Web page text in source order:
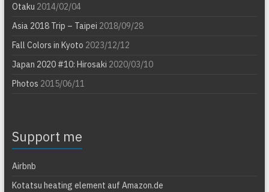
Otaku 2014/02/04
Asia 2018 Trip – Taipei 2018/09/28
Fall Colors in Kyoto 2023/12/12
Japan 2020 #10: Hirosaki 2020/03/10
Photos 2015/06/11
Support me
Airbnb
Kotatsu heating element auf Amazon.de